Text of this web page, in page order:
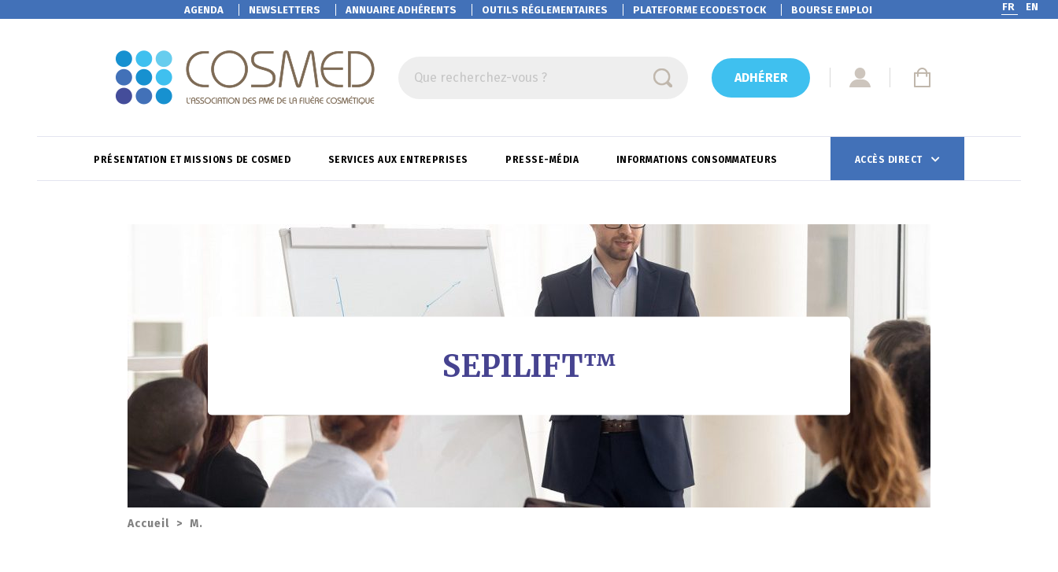
AGENDA NEWSLETTERS ANNUAIRE ADHÉRENTS OUTILS RÉGLEMENTAIRES PLATEFORMEECODESTOCK BOURSE EMPLOI FR EN
Que recherchez-vous ? ADHÉRER
PRÉSENTATION ET MISSIONS DE COSMED SERVICES AUX ENTREPRISES PRESSE-MÉDIA INFORMATIONS CONSOMMATEURS ACCÈS DIRECT
SEPILIFT™
Accueil > M.